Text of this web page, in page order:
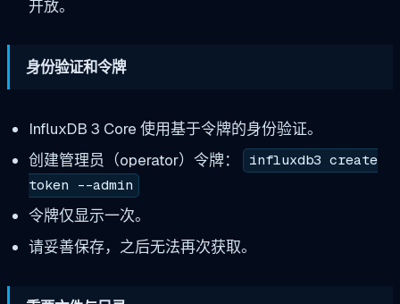
开放。
身份验证和令牌
InfluxDB 3 Core 使用基于令牌的身份验证。
创建管理员（operator）令牌：
influxdb3 create
token --admin
令牌仅显示一次。
请妥善保存，之后无法再次获取。